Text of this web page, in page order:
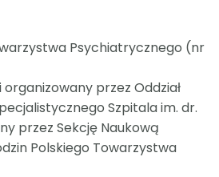
Psychiatrycznego (nr
przez Oddział
Szpitala im. dr.
przez Sekcję Naukową
Polskiego Towarzystwa